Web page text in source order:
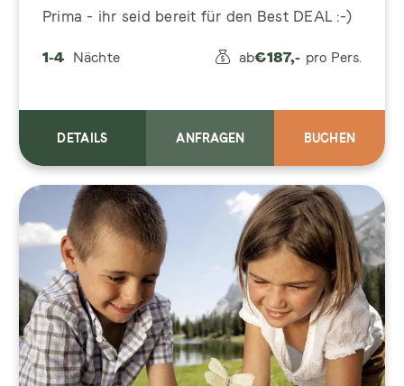
Prima - ihr seid bereit für den Best DEAL :-)
1-4 Nächte ab€187,- pro Pers.
DETAILS BUCHEN
ANFRAGEN